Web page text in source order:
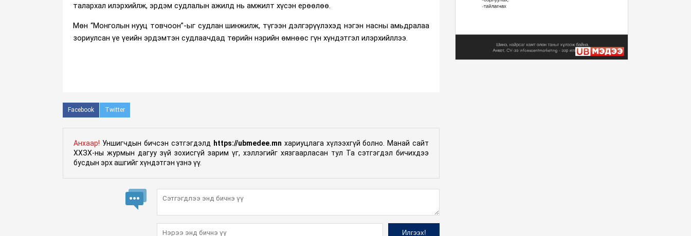
талархал илэрхийлж, эрдэм судлалын ажилд нь амжилт хүсэн ерөөлөө.
Мөн “Монголын нууц товчоон”-ыг судлан шинжилж, түгээн дэлгэрүүлэхэд нэгэн насны амьдралаа
зориулсан үе үеийн эрдэмтэн судлаачдад төрийн нэрийн өмнөөс гүн хүндэтгэл илэрхийллээ.
Facebook Twitter
Анхаар! Уншигчдын бичсэн сэтгэгдэлд https://ubmedee.mn хариуцлага хүлээхгүй болно. Манай сайт
ХХЗХ-ны журмын дагуу зүй зохисгүй зарим үг, хэллэгийг хязгаарласан тул Та сэтгэгдэл бичихдээ
бусдын эрх ашгийг хүндэтгэн үзнэ үү.